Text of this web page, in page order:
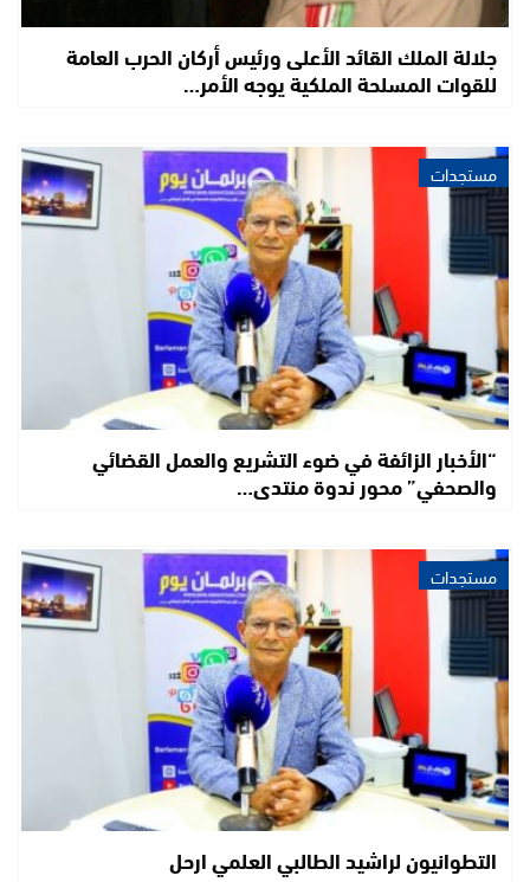
جلالة الملك القائد الأعلى ورئيس أركان الحرب العامة
للقوات المسلحة الملكية يوجه الأمر…
مستجدات
“الأخبار الزائفة في ضوء التشريع والعمل القضائي
والصحفي” محور ندوة منتدى…
مستجدات
التطوانيون لراشيد الطالبي العلمي ارحل